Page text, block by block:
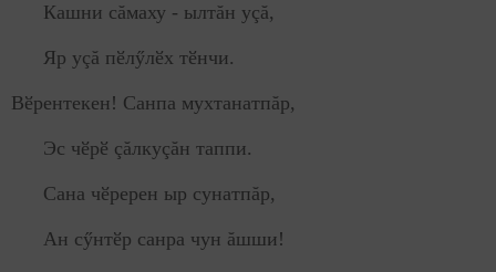
Кашни сăмаху - ылтăн уçă,
Яр уçă пӗлӳлӗх тӗнчи.
Вӗрентекен! Санпа мухтанатпăр,
Эс чӗрӗ çăлкуçăн таппи.
Сана чӗререн ыр сунатпăр,
Ан сӳнтӗр санра чун ăшши!